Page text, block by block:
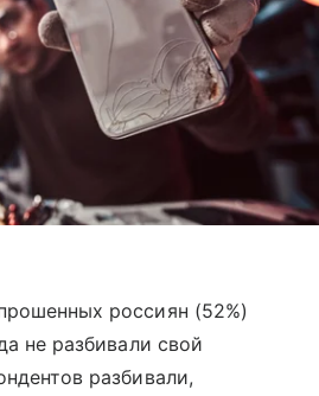
россиян (52%)
не разбивали свой
разбивали,